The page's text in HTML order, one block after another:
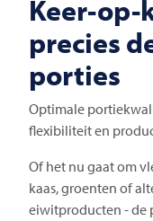
Keer-op-
precies
porties
Optimale
flexibiliteit en
Of het nu gaat om
kaas, groenten of
eiwitproducten - de